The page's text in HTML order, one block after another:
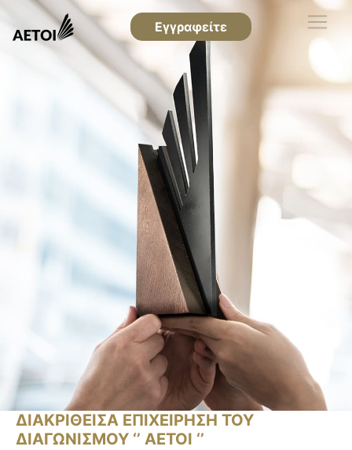
Εγγραφείτε
ΔΙΑΚΡΙΘΕΙΣΑ ΕΠΙΧΕΙΡΗΣΗ ΤΟΥ
ΔΙΑΓΩΝΙΣΜΟΥ ‘’ ΑΕΤΟΙ ‘’